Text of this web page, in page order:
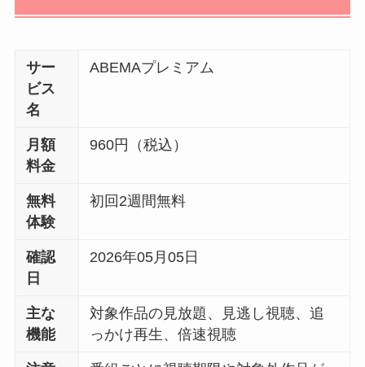
サー
ビス
名
ABEMAプレミアム
月額
料金
960円（税込）
無料
体験
初回2週間無料
確認
日
2026年05月05日
主な
機能
対象作品の見放題、見逃し視聴、追
っかけ再生、倍速視聴